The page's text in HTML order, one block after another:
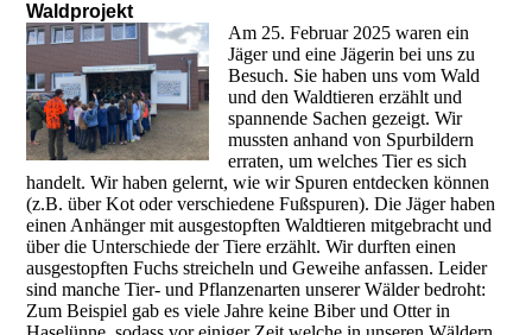
Waldprojekt
Am 25. Februar 2025 waren ein
Jäger und eine Jägerin bei uns zu
Besuch. Sie haben uns vom Wald
und den Waldtieren erzählt und
spannende Sachen gezeigt. Wir
mussten anhand von Spurbildern
erraten, um welches Tier es sich
handelt. Wir haben gelernt, wie wir Spuren entdecken können
(z.B. über Kot oder verschiedene Fußspuren). Die Jäger haben
einen Anhänger mit ausgestopften Waldtieren mitgebracht und
über die Unterschiede der Tiere erzählt. Wir durften einen
ausgestopften Fuchs streicheln und Geweihe anfassen. Leider
sind manche Tier- und Pflanzenarten unserer Wälder bedroht:
Zum Beispiel gab es viele Jahre keine Biber und Otter in